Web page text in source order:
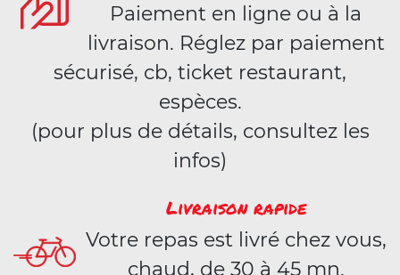
Paiement en ligne ou à la
livraison. Réglez par paiement
sécurisé, cb, ticket restaurant,
espèces.
(pour plus de détails, consultez les
infos)
Livraison rapide
Votre repas est livré chez vous,
chaud, de 30 à 45 mn.